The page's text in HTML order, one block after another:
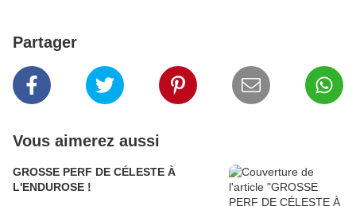
Partager
Vous aimerez aussi
GROSSE PERF DE CÉLESTE À
L'ENDUROSE !